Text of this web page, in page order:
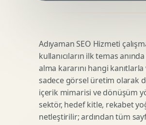
Kurumsal Logo Yenileme
Urun
3D
Cgi
Adıyaman SEO Hizmeti
kullanıcıların ilk temas
alma kararını hangi
sadece görsel üretim olarak
içerik mimarisi ve dönüşüm
sektör, hedef kitle, rekabet
netleştirilir; ardından tüm